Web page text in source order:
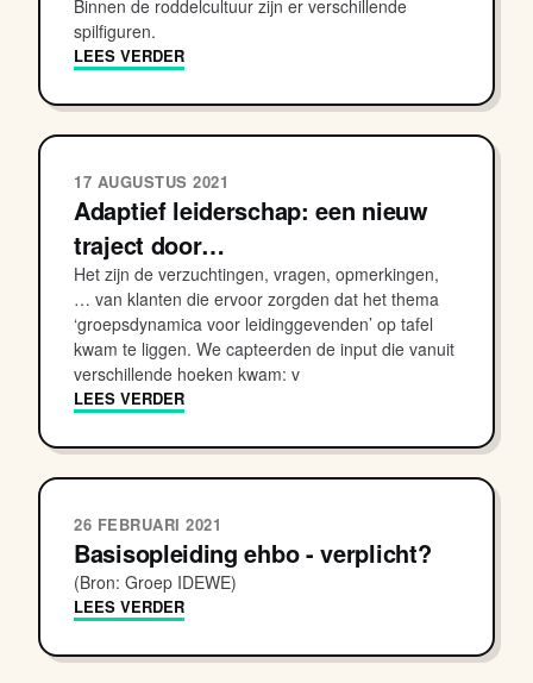
Binnen de roddelcultuur zijn er verschillende
spilfiguren.
LEES VERDER
17 AUGUSTUS 2021
Adaptief leiderschap: een nieuw
traject door…
Het zijn de verzuchtingen, vragen, opmerkingen,
… van klanten die ervoor zorgden dat het thema
‘groepsdynamica voor leidinggevenden’ op tafel
kwam te liggen. We capteerden de input die vanuit
verschillende hoeken kwam: v
LEES VERDER
26 FEBRUARI 2021
Basisopleiding ehbo - verplicht?
(Bron: Groep IDEWE)
LEES VERDER